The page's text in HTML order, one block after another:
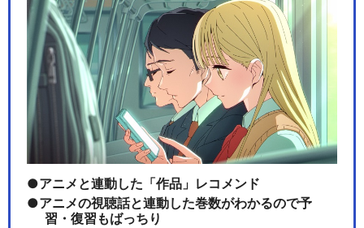
アニメと連動した「作品」レコメンド
アニメの視聴話と連動した巻数がわかるので予
習・復習もばっちり